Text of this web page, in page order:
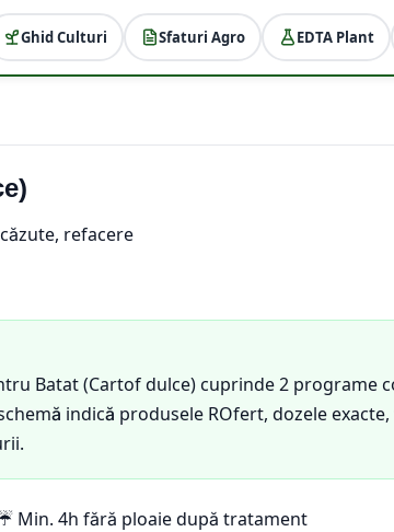
Ghid Culturi Sfaturi Agro EDTA Plant
refacere
Batat (Cartof dulce) cuprinde 2 programe
indică produsele ROfert, dozele
Min. 4h fără ploaie după tratament